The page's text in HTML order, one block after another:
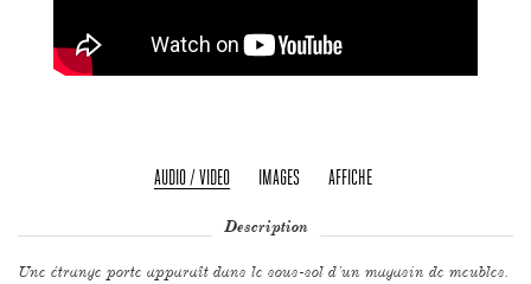
AUDIO / VIDEO IMAGES AFFICHE
Description
Une étrange porte apparaît dans le sous-sol d’un magasin de meubles.